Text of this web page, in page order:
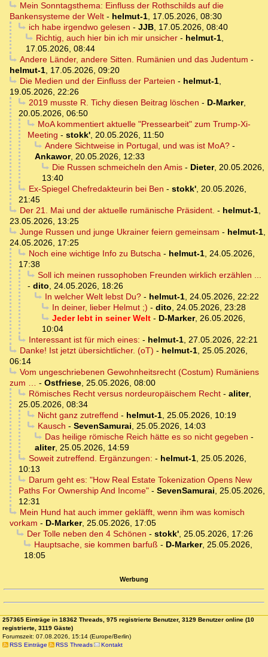
Mein Sonntagsthema: Einfluss der Rothschilds auf die
Bankensysteme der Welt - helmut-1, 17.05.2026, 08:30
ich habe irgendwo gelesen - JJB, 17.05.2026, 08:40
Richtig, auch hier bin ich mir unsicher- helmut-1,
17.05.2026, 08:44
Andere Länder, andere Sitten. Rumänien und das Judentum -
helmut-1, 17.05.2026, 09:20
Die Medien und der Einfluss der Parteien - helmut-1,
19.05.2026, 22:26
2019 musste R. Tichy diesen Beitrag löschen - D-Marker,
20.05.2026, 06:50
MoA kommentiert aktuelle "Pressearbeit" zum Trump-Xi-
Meeting - stokk', 20.05.2026, 11:50
Andere Sichtweise in Portugal, und was ist MoA?-
Ankawor, 20.05.2026, 12:33
Die Russen schmeicheln den Amis- Dieter, 20.05.2026,
13:40
Ex-Spiegel Chefredakteurin bei Ben - stokk', 20.05.2026,
21:45
Der 21. Mai und der aktuelle rumänische Präsident. - helmut-1,
23.05.2026, 13:25
Junge Russen und junge Ukrainer feiern gemeinsam - helmut-1,
24.05.2026, 17:25
Noch eine wichtige Info zu Butscha- helmut-1, 24.05.2026,
17:38
Soll ich meinen russophoben Freunden wirklich erzählen ...
- dito, 24.05.2026, 18:26
In welcher Welt lebst Du?- helmut-1, 24.05.2026, 22:22
In deiner, lieber Helmut ;) - dito, 24.05.2026, 23:28
Jeder lebt in seiner Welt- D-Marker, 26.05.2026,
10:04
Interessant ist für mich eines: - helmut-1, 27.05.2026, 22:21
Danke! Ist jetzt übersichtlicher. (oT) - helmut-1, 25.05.2026,
06:14
Vom ungeschriebenen Gewohnheitsrecht (Costum) Rumäniens
zum … - Ostfriese, 25.05.2026, 08:00
Römisches Recht versus nordeuropäischem Recht- aliter,
25.05.2026, 08:34
Nicht ganz zutreffend - helmut-1, 25.05.2026, 10:19
Kausch - SevenSamurai, 25.05.2026, 14:03
Das heilige römische Reich hätte es so nicht gegeben -
aliter, 25.05.2026, 14:59
Soweit zutreffend. Ergänzungen: - helmut-1, 25.05.2026,
10:13
Darum geht es: "How Real Estate Tokenization Opens New
Paths For Ownership And Income" - SevenSamurai, 25.05.2026,
12:31
Mein Hund hat auch immer gekläfft, wenn ihm was komisch
vorkam - D-Marker, 25.05.2026, 17:05
Der Tolle neben den 4 Schönen - stokk', 25.05.2026, 17:26
Hauptsache, sie kommen barfuß - D-Marker, 25.05.2026,
18:05
Werbung
257365 Einträge in 18362 Threads, 975 registrierte Benutzer, 3129 Benutzer online (10
registrierte, 3119 Gäste)
Forumszeit: 07.08.2026, 15:14 (Europe/Berlin)
RSS Einträge
RSS Threads Kontakt